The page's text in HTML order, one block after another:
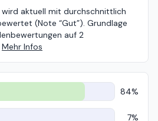
wird aktuell mit durchschnittlich
(Note “Gut”). Grundlage
auf 2
Mehr Infos
84%
7%